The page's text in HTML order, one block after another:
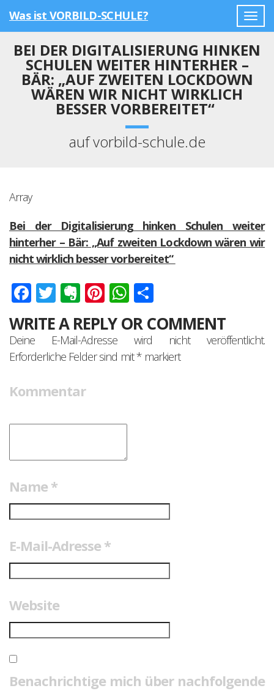
Was ist VORBILD-SCHULE?
BEI DER DIGITALISIERUNG HINKEN
SCHULEN WEITER HINTERHER –
BÄR: „AUF ZWEITEN LOCKDOWN
WÄREN WIR NICHT WIRKLICH
BESSER VORBEREITET“
auf vorbild-schule.de
Array
Bei der Digitalisierung hinken Schulen weiter
hinterher – Bär: „Auf zweiten Lockdown wären wir
nicht wirklich besser vorbereitet“
Facebook
Twitter
Evernote
Pinterest
WhatsApp
WRITE A REPLY OR COMMENT
Deine E-Mail-Adresse wird nicht veröffentlicht.
Erforderliche Felder sind mit*markiert
Kommentar
Name *
E-Mail-Adresse *
Website
Benachrichtige mich über nachfolgende